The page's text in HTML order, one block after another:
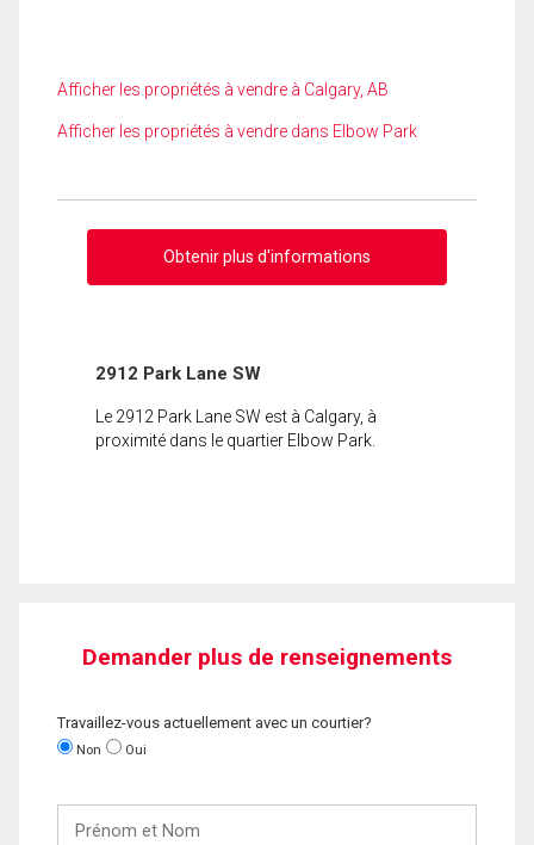
Afficher les propriétés à vendre à Calgary, AB
Afficher les propriétés à vendre dans Elbow Park
Obtenir plus d'informations
2912 Park Lane SW
Le 2912 Park Lane SW est à Calgary, à
proximité dans le quartier Elbow Park.
Demander plus de renseignements
Travaillez-vous actuellement avec un courtier?
Non Oui